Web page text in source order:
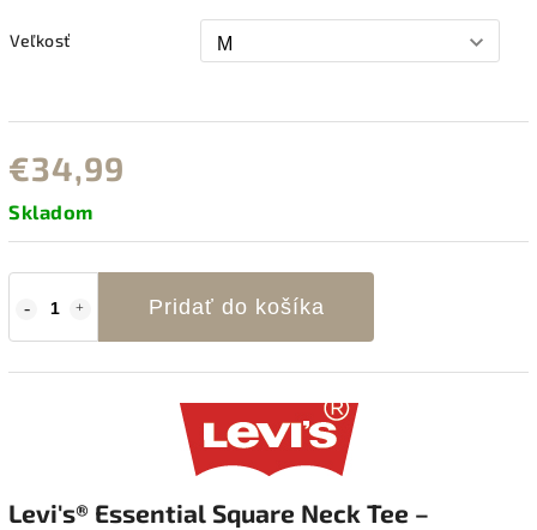
Veľkosť
€34,99
Skladom
Pridať do košíka
Levi's® Essential Square Neck Tee –